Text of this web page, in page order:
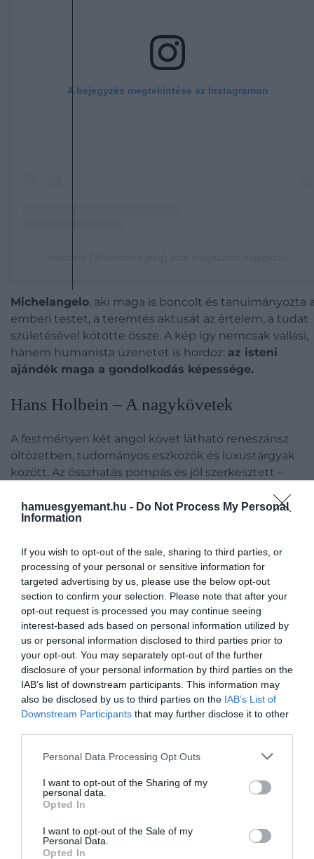
hamuesgyemant.hu - Do Not Process My Personal
Information
If you wish to opt-out of the sale, sharing to third parties, or
processing of your personal or sensitive information for
targeted advertising by us, please use the below opt-out
section to confirm your selection. Please note that after your
opt-out request is processed you may continue seeing
interest-based ads based on personal information utilized by
us or personal information disclosed to third parties prior to
your opt-out. You may separately opt-out of the further
disclosure of your personal information by third parties on the
IAB’s list of downstream participants. This information may
also be disclosed by us to third parties on the IAB’s List of
Downstream Participants that may further disclose it to other
Please note that this website/app uses one or more Google
not limited to your visit or usage behaviour. You may click to
grant or deny consent to Google and its third-party tags to
use your data for below specified purposes in below Google
consent section.
Personal Data Processing Opt Outs
I want to opt-out of the Sharing of my
personal data.
Opted In
I want to opt-out of the Sale of my
Personal Data.
Opted In
A bejegyzés megtekintése az Instagramon
Michelangelo, aki maga is boncolt és tanulmányozta
emberi testet, a teremtés aktusát az értelem, a tudat
születésével kötötte össze. A kép így nemcsak vallási,
hanem humanista üzenetet is hordoz: az isteni
ajándék maga a gondolkodás képessége.
Hans Holbein – A nagykövetek
A festményen két angol követ látható reneszánsz
öltözetben, tudományos eszközök és luxustárgyak
között. Az összhatás pompás és jól szerkesztett –
szinte elnagyolt formát, ami csak oldalról nézve
válik felismerhető koponyává.